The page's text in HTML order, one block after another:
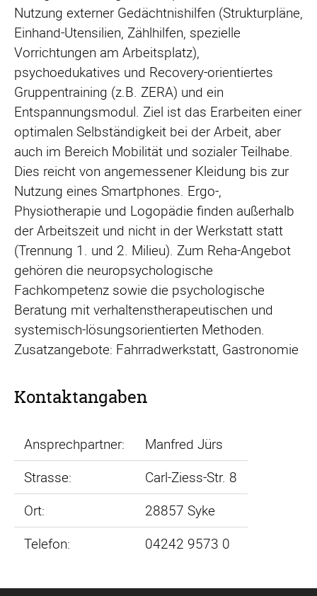
Nutzung externer Gedächtnishilfen (Strukturpläne,
Einhand-Utensilien, Zählhilfen, spezielle
Vorrichtungen am Arbeitsplatz),
psychoedukatives und Recovery-orientiertes
Gruppentraining (z.B. ZERA) und ein
Entspannungsmodul. Ziel ist das Erarbeiten einer
optimalen Selbständigkeit bei der Arbeit, aber
auch im Bereich Mobilität und sozialer Teilhabe.
Dies reicht von angemessener Kleidung bis zur
Nutzung eines Smartphones. Ergo-,
Physiotherapie und Logopädie finden außerhalb
der Arbeitszeit und nicht in der Werkstatt statt
(Trennung 1. und 2. Milieu). Zum Reha-Angebot
gehören die neuropsychologische
Fachkompetenz sowie die psychologische
Beratung mit verhaltenstherapeutischen und
systemisch-lösungsorientierten Methoden.
Zusatzangebote: Fahrradwerkstatt, Gastronomie
Kontaktangaben
Ansprechpartner:
Manfred Jürs
Strasse:
Carl-Ziess-Str. 8
Ort:
28857 Syke
Telefon:
04242 9573 0